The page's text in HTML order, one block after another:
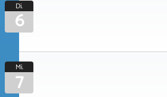
Di.
6
Mi.
7